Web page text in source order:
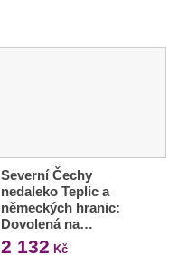
Severní Čechy
nedaleko Teplic a
německých hranic:
Dovolená na…
2 132 Kč